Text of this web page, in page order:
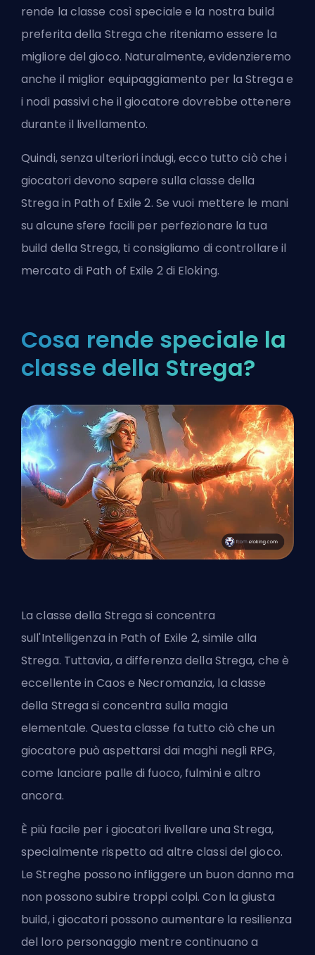
rende la classe così speciale e la nostra build
preferita della Strega che riteniamo essere la
migliore del gioco. Naturalmente, evidenzieremo
anche il miglior equipaggiamento per la Strega e
i nodi passivi che il giocatore dovrebbe ottenere
durante il livellamento.
Quindi, senza ulteriori indugi, ecco tutto ciò che i
giocatori devono sapere sulla classe della
Strega in Path of Exile 2. Se vuoi mettere le mani
su alcune sfere facili per perfezionare la tua
build della Strega, ti consigliamo di controllare il
mercato di Path of Exile 2 di Eloking.
Cosa rende speciale la
classe della Strega?
La classe della Strega si concentra
sull'Intelligenza in Path of Exile 2, simile alla
Strega. Tuttavia, a differenza della Strega, che è
eccellente in Caos e Necromanzia, la classe
della Strega si concentra sulla magia
elementale. Questa classe fa tutto ciò che un
giocatore può aspettarsi dai maghi negli RPG,
come lanciare palle di fuoco, fulmini e altro
ancora.
È più facile per i giocatori livellare una Strega,
specialmente rispetto ad altre classi del gioco.
Le Streghe possono infliggere un buon danno ma
non possono subire troppi colpi. Con la giusta
build, i giocatori possono aumentare la resilienza
del loro personaggio mentre continuano a